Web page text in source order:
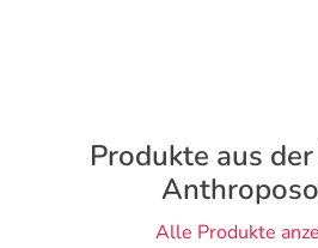
Produkte aus
Alle Produkte